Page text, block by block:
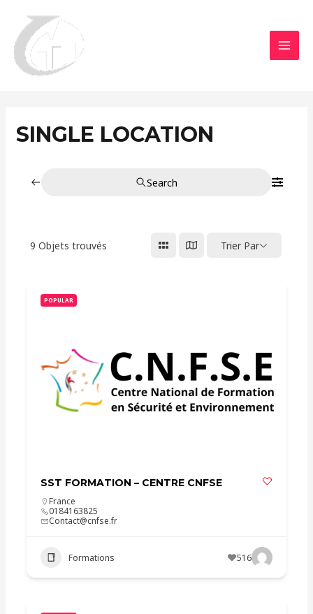
contenu
SINGLE LOCATION
Search
9 Objets trouvés Trier Par
POPULAR
SST FORMATION – CENTRE CNFSE
France
0184163825
Contact@cnfse.fr
Formations 516